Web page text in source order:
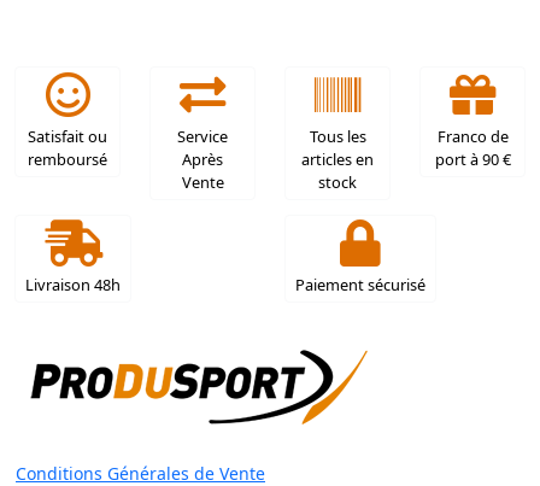
Satisfait ou
remboursé
Service
Après
Vente
Tous les
articles en
stock
Franco de
port à 90 €
Livraison 48h Paiement sécurisé
Conditions Générales de Vente